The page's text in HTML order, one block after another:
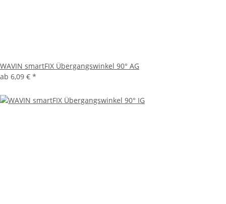
WAVIN smartFIX Übergangswinkel 90° AG
ab 6,09 € *